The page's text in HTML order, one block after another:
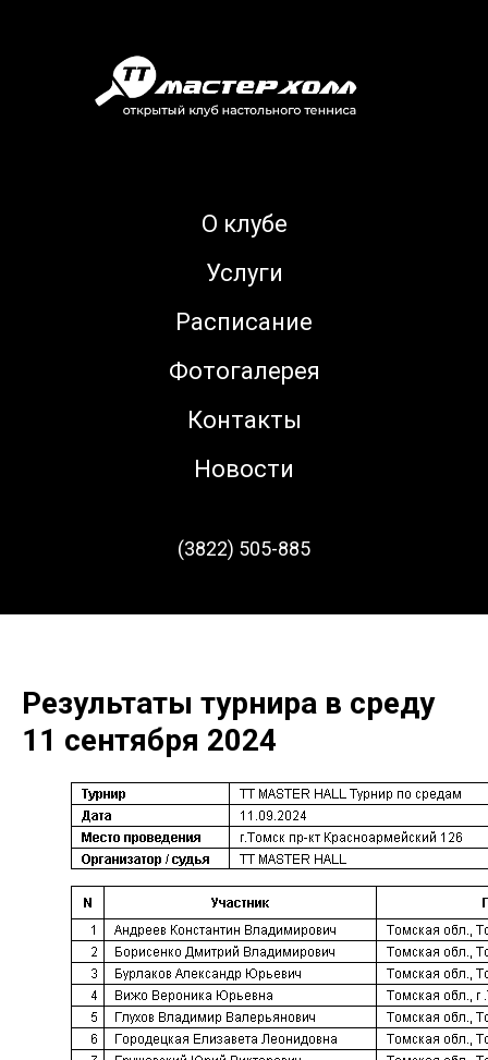
О клубе
Услуги
Расписание
Фотогалерея
Контакты
Новости
(3822) 505-885
Результаты турнира в среду
11 сентября 2024